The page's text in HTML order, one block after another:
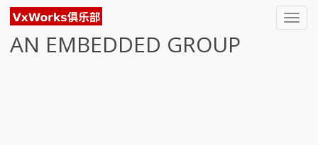
AN EMBEDDED GROUP